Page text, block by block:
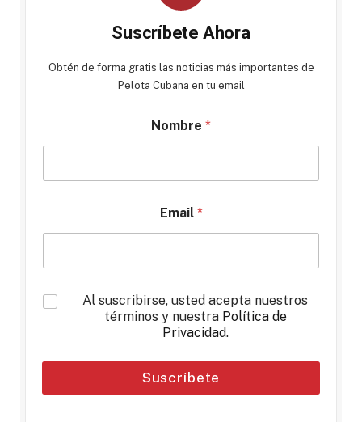
Suscríbete Ahora
Obtén de forma gratis las noticias más importantes de
Pelota Cubana en tu email
Nombre *
Email *
*
Al suscribirse, usted acepta nuestros
términos y nuestra Política de
Privacidad.
Suscríbete